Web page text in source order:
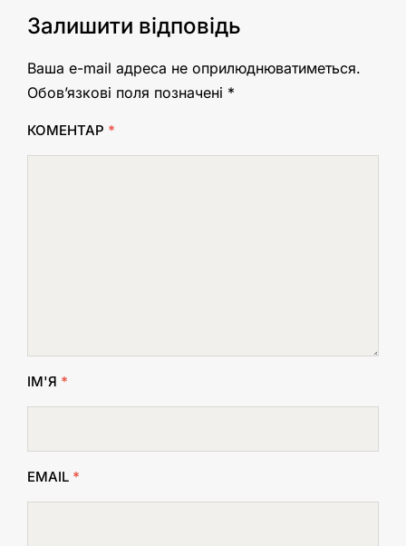
Залишити відповідь
Ваша e-mail адреса не оприлюднюватиметься.
Обов’язкові поля позначені *
КОМЕНТАР *
ІМ'Я *
EMAIL *